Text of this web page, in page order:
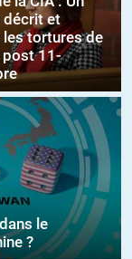
décrit et
les tortures de
post 11-
le
?